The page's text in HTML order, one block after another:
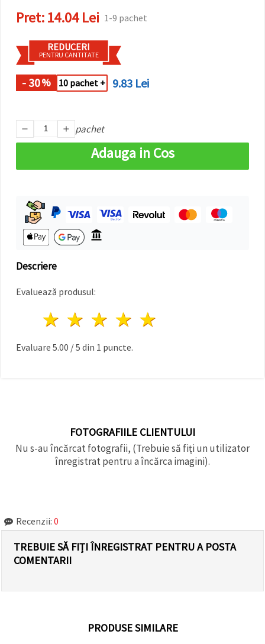
clic pe
"acceptati
indicați
preferințele
selectând
un tip de
pe butonul
"Salvați"
Аcceptati
Setări
Pret:14.04 Lei 1-9 pachet
REDUCERI
PENTRU CANTITATE
- 30% 10 pachet + 9.83 Lei
pachet
Adauga in Cos
Descriere
Evaluează produsul:
4 stele
3 stele
2 stele
1 stea
Evaluare 5.00 /5 din 1 puncte.
FOTOGRAFIILE CLIENTULUI
Nu s-au încărcat fotografii, (Trebuie să fiți un utilizator
înregistrat pentru a încărca imagini).
Recenzii: 0
TREBUIE SĂ FIȚI ÎNREGISTRAT PENTRU A POSTA
COMENTARII
PRODUSE SIMILARE